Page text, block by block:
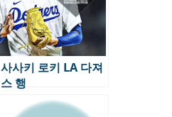
사사키 로키 LA 다져
스 행